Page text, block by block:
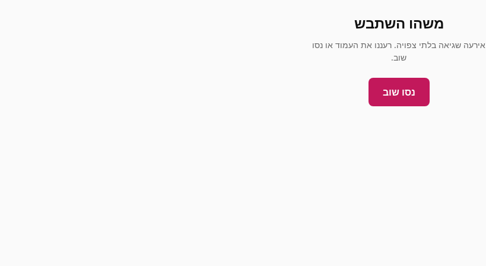
משהו השתבש
אירעה שגיאה בלתי צפויה. רעננו את העמוד או נסו
שוב.
נסו שוב